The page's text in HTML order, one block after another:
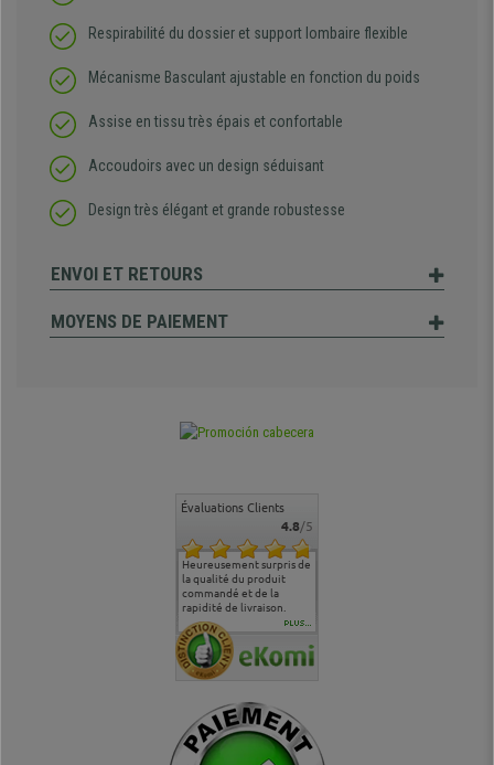
Respirabilité du dossier et support lombaire flexible
Mécanisme Basculant ajustable en fonction du poids
Assise en tissu très épais et confortable
Accoudoirs avec un design séduisant
Design très élégant et grande robustesse
ENVOI ET RETOURS
MOYENS DE PAIEMENT
Évaluations Clients
4.8/5
Heureusement surpris de
la qualité du produit
commandé et de la
rapidité de livraison.
de l'aménagement et ne
regrette pas mon achat.
PLUS...